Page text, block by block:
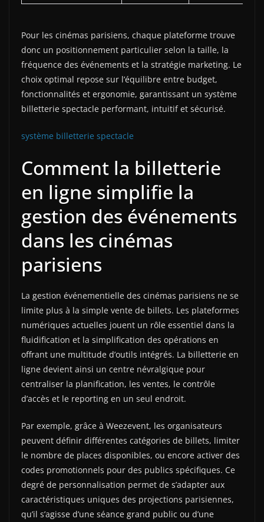
Pour les cinémas parisiens, chaque plateforme trouve
donc un positionnement particulier selon la taille, la
fréquence des événements et la stratégie marketing. Le
choix optimal repose sur l’équilibre entre budget,
fonctionnalités et ergonomie, garantissant un système
billetterie spectacle performant, intuitif et sécurisé.
système billetterie spectacle
Comment la billetterie
en ligne simplifie la
gestion des événements
dans les cinémas
parisiens
La gestion événementielle des cinémas parisiens ne se
limite plus à la simple vente de billets. Les plateformes
numériques actuelles jouent un rôle essentiel dans la
fluidification et la simplification des opérations en
offrant une multitude d’outils intégrés. La billetterie en
ligne devient ainsi un centre névralgique pour
centraliser la planification, les ventes, le contrôle
d’accès et le reporting en un seul endroit.
Par exemple, grâce à Weezevent, les organisateurs
peuvent définir différentes catégories de billets, limiter
le nombre de places disponibles, ou encore activer des
codes promotionnels pour des publics spécifiques. Ce
degré de personnalisation permet de s’adapter aux
caractéristiques uniques des projections parisiennes,
qu’il s’agisse d’une séance grand public ou d’une